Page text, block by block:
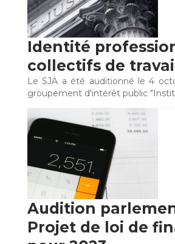
Identité
collectifs de
Le SJA a été auditionné le 4
groupement d'intérêt public
Audition
Projet de loi de